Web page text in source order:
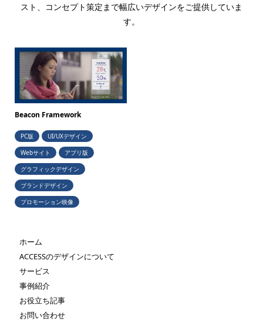
スト、コンセプト策定まで幅広いデザインをご提供していま
す。
Beacon Framework
PC版
UI/UXデザイン
Webサイト
アプリ版
グラフィックデザイン
ブランドデザイン
プロモーション映像
ホーム
ACCESSのデザインについて
サービス
事例紹介
お役立ち記事
お問い合わせ